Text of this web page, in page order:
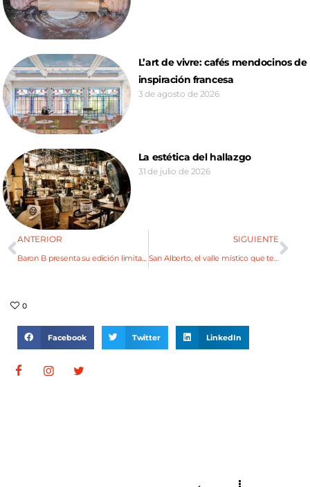
L’art de vivre: cafés mendocinos de
inspiración francesa
3 de agosto de 2026
La estética del hallazgo
31 de julio de 2026
ANTERIOR
Baron B presenta su edición limitada Anniversaire Baron Bertrand
SIGUIENTE
San Alberto, el valle místico que te deja como nuevo
0
Facebook Twitter LinkedIn